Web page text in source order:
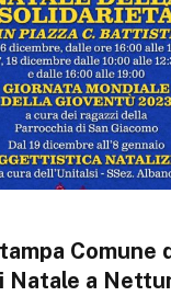
Comune
Natale a